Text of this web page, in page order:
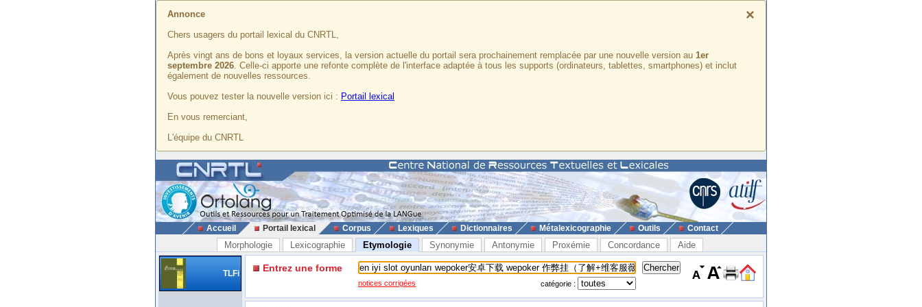
×
Annonce
Chers usagers du portail lexical du CNRTL,
Après vingt ans de bons et loyaux services, la version actuelle du portail sera prochainement remplacée par une nouvelle version au 1er
septembre 2026. Celle-ci apporte une refonte complète de l'interface adaptée à tous les supports (ordinateurs, tablettes, smartphones) et inclut
également de nouvelles ressources.
Vous pouvez tester la nouvelle version ici : Portail lexical
En vous remerciant,
L'équipe du CNRTL
Accueil Portail lexical Corpus Lexiques Dictionnaires Métalexicographie Outils Contact
Morphologie Lexicographie Etymologie Synonymie Antonymie Proxémie Concordance Aide
TLFi Entrez une forme
notices corrigées catégorie :